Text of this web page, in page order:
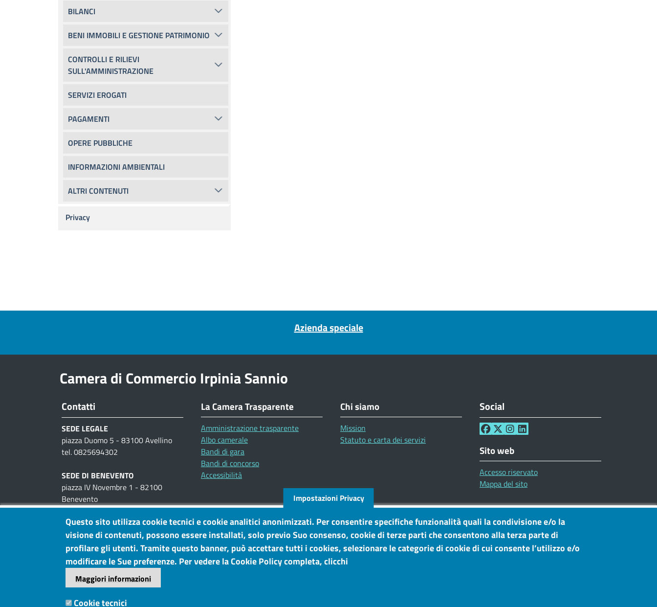
BILANCI
BENI IMMOBILI E GESTIONE PATRIMONIO
CONTROLLI E RILIEVI
SULL'AMMINISTRAZIONE
SERVIZI EROGATI
PAGAMENTI
OPERE PUBBLICHE
INFORMAZIONI AMBIENTALI
ALTRI CONTENUTI
Privacy
Azienda speciale
Camera di Commercio Irpinia Sannio
Contatti
SEDE LEGALE
piazza Duomo 5 - 83100 Avellino
tel. 0825694302
SEDE DI BENEVENTO
piazza IV Novembre 1 - 82100
Benevento
tel. 0824300111
UFFICI AL PUBBLICO
piazza IV Novembre, 1 - Benevento
viale Cassitto, 7 -Avellino
P.IVA: 02922710641
cciaa@pec.irpiniasannio.camcom.it
La Camera Trasparente
Amministrazione trasparente
Albo camerale
Bandi di gara
Bandi di concorso
Accessibilità
Chi siamo
Mission
Statuto e carta dei servizi
Social
Sito web
Accesso riservato
Mappa del sito
Impostazioni Privacy
Questo sito utilizza cookie tecnici e cookie analitici anonimizzati. Per consentire specifiche funzionalità quali la condivisione e/o la
visione di contenuti, possono essere installati, solo previo Suo consenso, cookie di terze parti che consentono alla terza parte di
profilare gli utenti. Tramite questo banner, può accettare tutti i cookies, selezionare le categorie di cookie di cui consente l’utilizzo e/o
modificare le Sue preferenze. Per vedere la Cookie Policy completa, clicchi
Maggiori informazioni
Cookie tecnici